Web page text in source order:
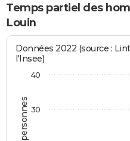
Temps partiel des
Louin
Données 2022 (source :
l'Insee)
30
40